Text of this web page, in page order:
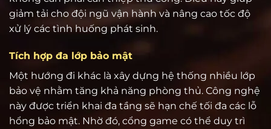
giảm tải cho đội ngũ vận hành và nâng cao tốc độ
xử lý các tình huống phát sinh.
Tích hợp đa lớp bảo mật
Một hướng đi khác là xây dựng hệ thống nhiều lớp
bảo vệ nhằm tăng khả năng phòng thủ. Công nghệ
này được triển khai đa tầng sẽ hạn chế tối đa các lỗ
hổng bảo mật. Nhờ đó, cổng game có thể duy trì